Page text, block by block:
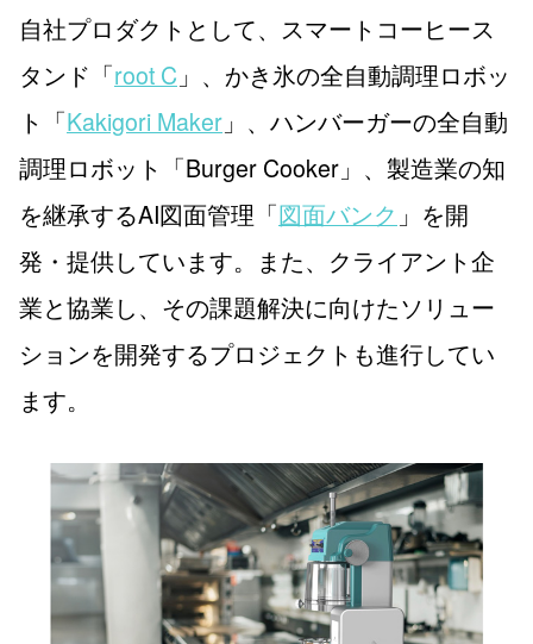
自社プロダクトとして、スマートコーヒース
タンド「root C 」、かき氷の全自動調理ロボッ
ト「Kakigori Maker 」、ハンバーガーの全自動
調理ロボット「Burger Cooker」、製造業の知
を継承するAI図面管理「図面バンク 」を開
発・提供しています。また、クライアント企
業と協業し、その課題解決に向けたソリュー
ションを開発するプロジェクトも進行してい
ます。